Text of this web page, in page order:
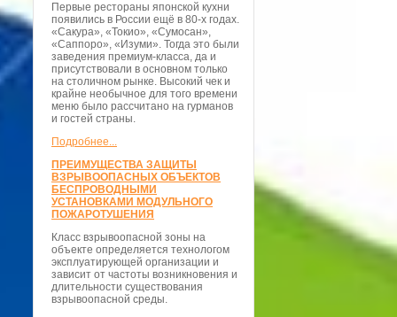
Первые рестораны японской кухни
появились в России ещё в 80-х годах.
«Сакура», «Токио», «Сумосан»,
«Саппоро», «Изуми». Тогда это были
заведения премиум-класса, да и
присутствовали в основном только
на столичном рынке. Высокий чек и
крайне необычное для того времени
меню было рассчитано на гурманов
и гостей страны.
Подробнее...
ПРЕИМУЩЕСТВА ЗАЩИТЫ
ВЗРЫВООПАСНЫХ ОБЪЕКТОВ
БЕСПРОВОДНЫМИ
УСТАНОВКАМИ МОДУЛЬНОГО
ПОЖАРОТУШЕНИЯ
Класс взрывоопасной зоны на
объекте определяется технологом
эксплуатирующей организации и
зависит от частоты возникновения и
длительности существования
взрывоопасной среды.